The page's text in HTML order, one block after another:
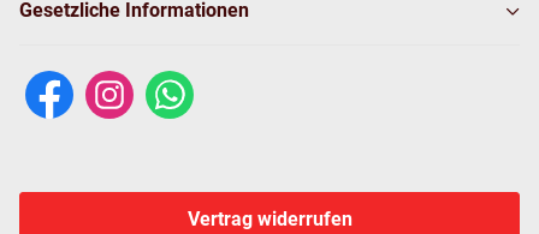
Gesetzliche Informationen
Vertrag widerrufen